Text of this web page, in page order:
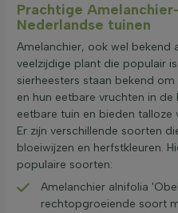
Prachtige
Nederlandse tuinen
Amelanchier, ook wel bekend
veelzijdige plant die populair
sierheesters staan bekend
en hun eetbare vruchten in
eetbare tuin en bieden talloze
Er zijn verschillende soorten
bloeiwijzen en herfstkleuren.
populaire soorten:
Amelanchier alnifolia
rechtopgroeiende soort